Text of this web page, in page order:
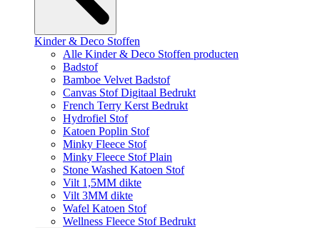
Kinder & Deco Stoffen
Alle Kinder & Deco Stoffen producten
Badstof
Bamboe Velvet Badstof
Canvas Stof Digitaal Bedrukt
French Terry Kerst Bedrukt
Hydrofiel Stof
Katoen Poplin Stof
Minky Fleece Stof
Minky Fleece Stof Plain
Stone Washed Katoen Stof
Vilt 1,5MM dikte
Vilt 3MM dikte
Wafel Katoen Stof
Wellness Fleece Stof Bedrukt